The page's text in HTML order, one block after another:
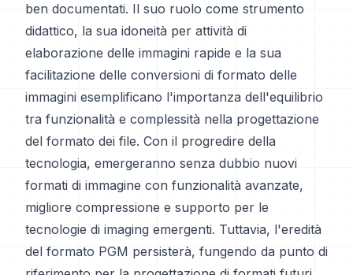
ben documentati. Il suo ruolo come strumento
didattico, la sua idoneità per attività di
elaborazione delle immagini rapide e la sua
facilitazione delle conversioni di formato delle
immagini esemplificano l'importanza dell'equilibrio
tra funzionalità e complessità nella progettazione
del formato dei file. Con il progredire della
tecnologia, emergeranno senza dubbio nuovi
formati di immagine con funzionalità avanzate,
migliore compressione e supporto per le
tecnologie di imaging emergenti. Tuttavia, l'eredità
del formato PGM persisterà, fungendo da punto di